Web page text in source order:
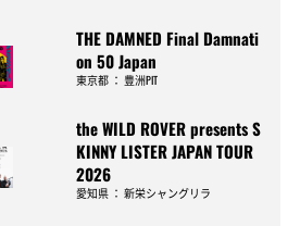
THE DAMNED Final Damnati
on 50 Japan
東京都 ：豊洲PIT
the WILD ROVER presents S
KINNY LISTER JAPAN TOUR
2026
愛知県 ：新栄シャングリラ